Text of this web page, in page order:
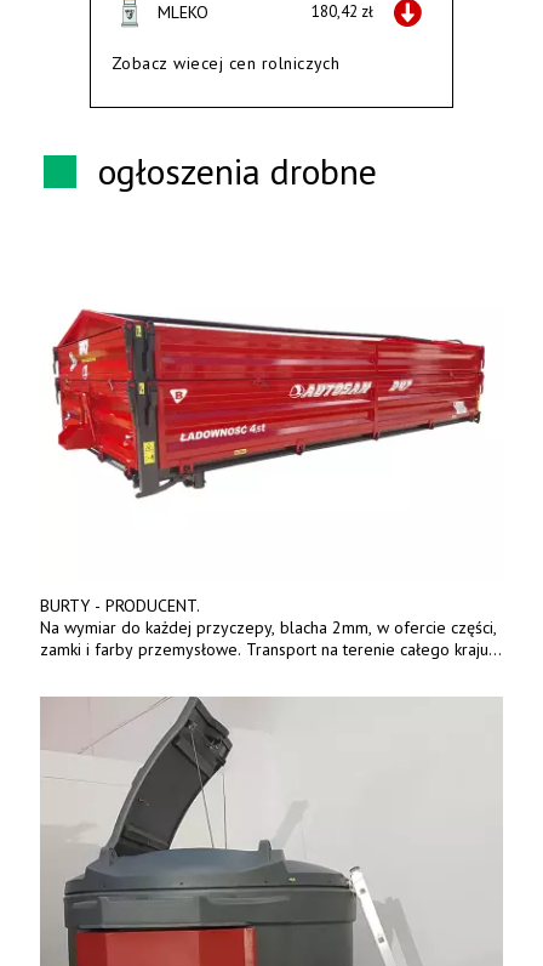
MLEKO 180,42 zł
Zobacz wiecej cen rolniczych
ogłoszenia drobne
BURTY - PRODUCENT.
Na wymiar do każdej przyczepy, blacha 2mm, w ofercie części,
zamki i farby przemysłowe. Transport na terenie całego kraju.